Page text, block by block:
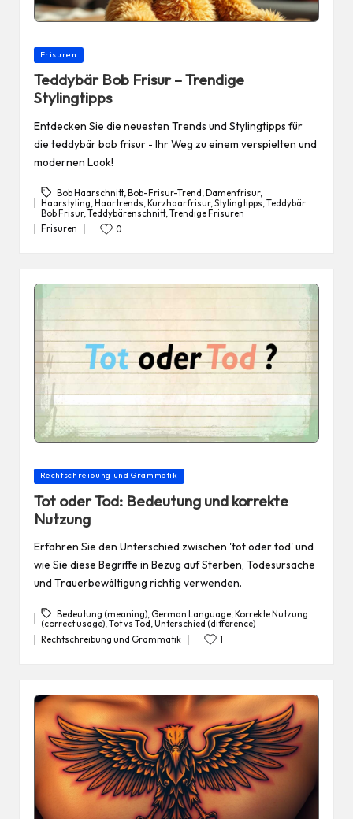
Posted
Frisuren
Teddybär Bob Frisur – Trendige
Stylingtipps
Entdecken Sie die neuesten Trends und Stylingtipps für
die teddybär bob frisur - Ihr Weg zu einem verspielten und
modernen Look!
Tags:
Bob Haarschnitt, Bob-Frisur-Trend Damenfrisur,
Haarstyling Haartrends Kurzhaarfrisur, Stylingtipps Teddybär
Bob Frisur, Teddybärenschnitt, Trendige Frisuren
Posted
Frisuren 0
Posted
Rechtschreibung und Grammatik
Tot oder Tod: Bedeutung und korrekte
Nutzung
Erfahren Sie den Unterschied zwischen 'tot oder tod' und
wie Sie diese Begriffe in Bezug auf Sterben, Todesursache
und Trauerbewältigung richtig verwenden.
Tags:
Bedeutung (meaning) German Language ,Korrekte Nutzung
(correct usage),Tot vs Tod ,Unterschied (difference)
Posted
Rechtschreibung und Grammatik 1